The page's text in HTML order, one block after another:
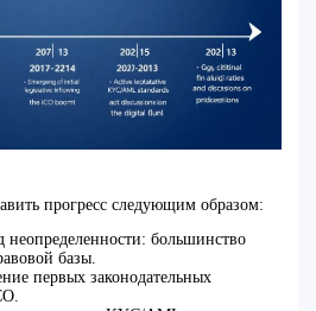
прогресс следующим образом:
большинство
базы.
первых законодательных